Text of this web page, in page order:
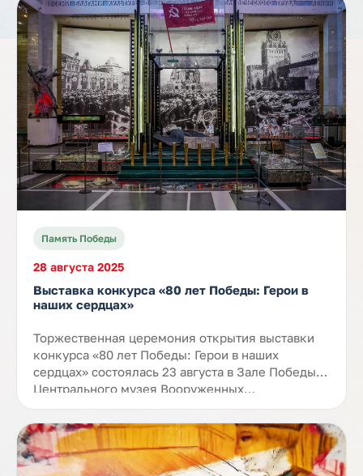
Память Победы
28 августа 2025
Выставка конкурса «80 лет Победы: Герои в
наших сердцах»
Торжественная церемония открытия выставки
конкурса «80 лет Победы: Герои в наших
сердцах» состоялась 23 августа в Зале Победы
Центрального музея Вооруженных…